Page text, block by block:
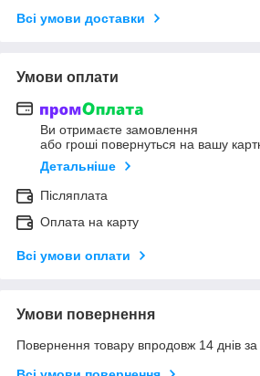
Всі умови доставки
Умови оплати
Ви отримаєте замовлення
або гроші повернуться на вашу
Детальніше
Післяплата
Оплата на карту
Всі умови оплати
Умови повернення
Повернення товару впродовж 14 днів